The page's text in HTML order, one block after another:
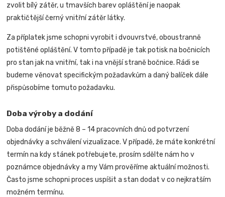
zvolit bílý zátěr, u tmavších barev opláštění je naopak
praktičtější černý vnitřní zátěr látky.
Za příplatek jsme schopni vyrobit i dvouvrstvé, oboustranně
potištěné opláštění. V tomto případě je tak potisk na bočnicích
pro stan jak na vnitřní, tak i na vnější straně bočnice. Rádi se
budeme věnovat specifickým požadavkům a daný balíček dále
přispůsobíme tomuto požadavku.
Doba výroby a dodání
Doba dodání je běžně 8 – 14 pracovních dnů od potvrzení
objednávky a schválení vizualizace. V případě, že máte konkrétní
termín na kdy stánek potřebujete, prosím sdělte nám ho v
poznámce objednávky a my Vám prověříme aktuální možnosti.
Často jsme schopni proces uspíšit a stan dodat v co nejkratším
možném termínu.